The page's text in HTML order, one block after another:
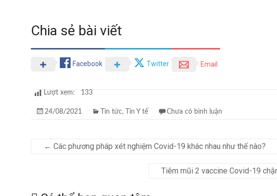
Chia sẻ bài viết
Facebook Twitter Email
Lượt xem: 133
24/08/2021 Tin tức, Tin Y tế Chưa có bình luận
← Các phương pháp xét nghiệm Covid-19 khác nhau như thế nào?
Tiêm mũi 2 vaccine Covid-19